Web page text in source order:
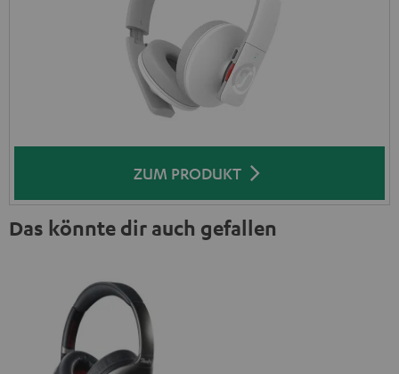
ZUM PRODUKT
Das könnte dir auch gefallen